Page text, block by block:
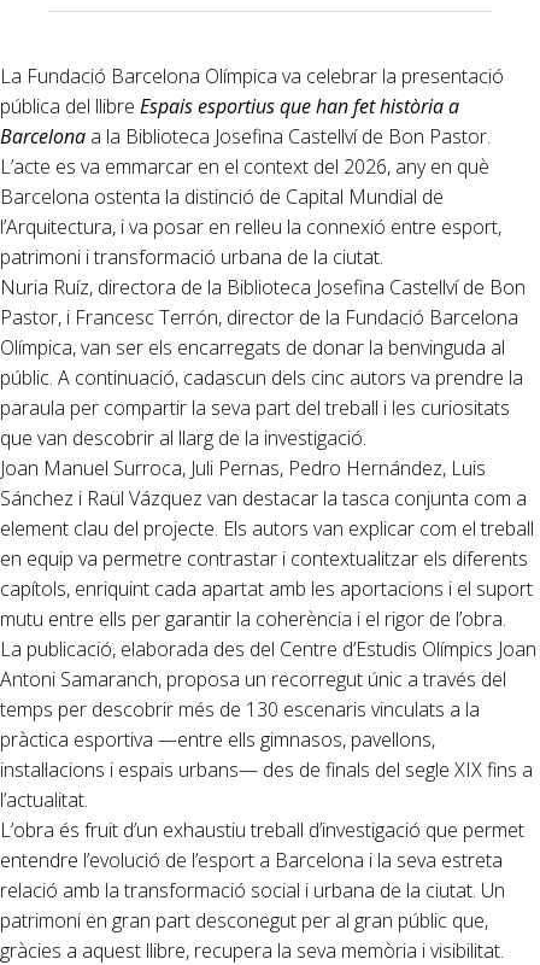
La Fundació Barcelona Olímpica va celebrar la presentació
pública del llibre Espais esportius que han fet història a
Barcelona a la Biblioteca Josefina Castellví de Bon Pastor.
L’acte es va emmarcar en el context del 2026, any en què
Barcelona ostenta la distinció de Capital Mundial de
l’Arquitectura, i va posar en relleu la connexió entre esport,
patrimoni i transformació urbana de la ciutat.
Nuria Ruíz, directora de la Biblioteca Josefina Castellví de Bon
Pastor, i Francesc Terrón, director de la Fundació Barcelona
Olímpica, van ser els encarregats de donar la benvinguda al
públic. A continuació, cadascun dels cinc autors va prendre la
paraula per compartir la seva part del treball i les curiositats
que van descobrir al llarg de la investigació.
Joan Manuel Surroca, Juli Pernas, Pedro Hernández, Luis
Sánchez i Raül Vázquez van destacar la tasca conjunta com a
element clau del projecte. Els autors van explicar com el treball
en equip va permetre contrastar i contextualitzar els diferents
capítols, enriquint cada apartat amb les aportacions i el suport
mutu entre ells per garantir la coherència i el rigor de l’obra.
La publicació, elaborada des del Centre d’Estudis Olímpics Joan
Antoni Samaranch, proposa un recorregut únic a través del
temps per descobrir més de 130 escenaris vinculats a la
pràctica esportiva —entre ells gimnasos, pavellons,
instal·lacions i espais urbans— des de finals del segle XIX fins a
l’actualitat.
L’obra és fruit d’un exhaustiu treball d’investigació que permet
entendre l’evolució de l’esport a Barcelona i la seva estreta
relació amb la transformació social i urbana de la ciutat. Un
patrimoni en gran part desconegut per al gran públic que,
gràcies a aquest llibre, recupera la seva memòria i visibilitat.